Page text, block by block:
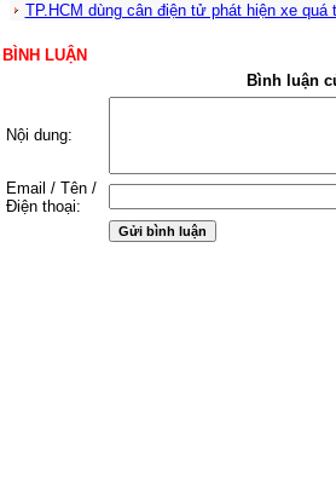
TP.HCM dùng cân điện tử phát hiện xe quá
BÌNH LUẬN
Bình luận
Nội dung:
Email / Tên /
Điện thoại: